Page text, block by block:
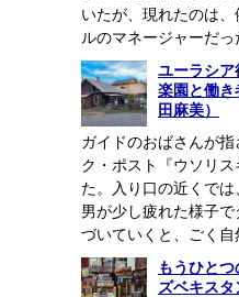
いたが、現れたのは
ルのマネージャーだ
ユーラシ
楽園と働き
田麻美）
ガイドのおばさんが
ク・ポスト『ウソリ
た。入り口の近くで
男が少し疲れた様子
づいていくと、ごく
もうひと
ズベキス